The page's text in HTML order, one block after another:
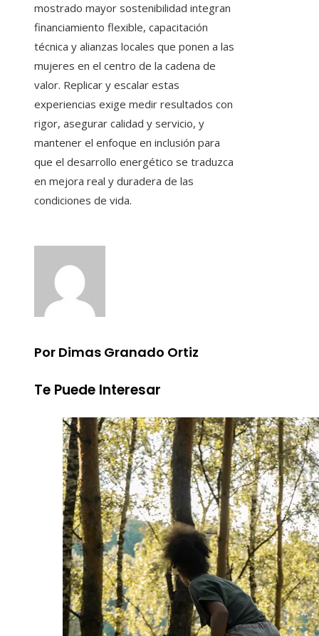
mostrado mayor sostenibilidad integran
financiamiento flexible, capacitación
técnica y alianzas locales que ponen a las
mujeres en el centro de la cadena de
valor. Replicar y escalar estas
experiencias exige medir resultados con
rigor, asegurar calidad y servicio, y
mantener el enfoque en inclusión para
que el desarrollo energético se traduzca
en mejora real y duradera de las
condiciones de vida.
Por Dimas Granado Ortiz
Te Puede Interesar